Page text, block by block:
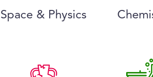
Space & Physics